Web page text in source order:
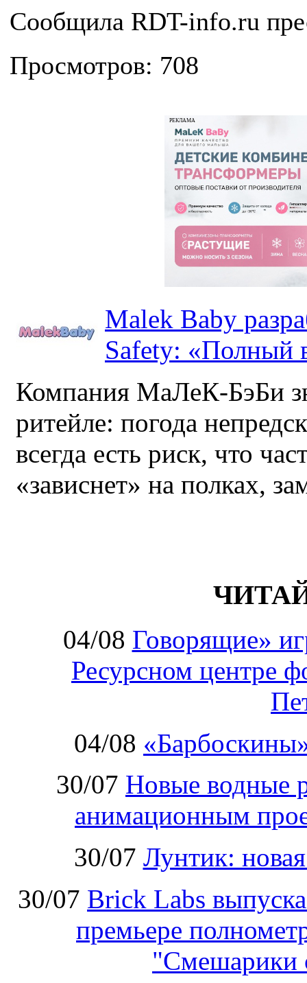
Сообщила RDT-info.ru
Просмотров: 708
РЕКЛАМА
Malek Baby
Safety: «Полный
Компания МаЛеК-БэБи
ритейле: погода
всегда есть риск, что
«зависнет» на полках,
04/08 Говорящие»
Ресурсном центре
04/08
30/07 Новые водные
анимационным
30/07 Лунтик:
30/07 Brick Labs
премьере
"Смешарики